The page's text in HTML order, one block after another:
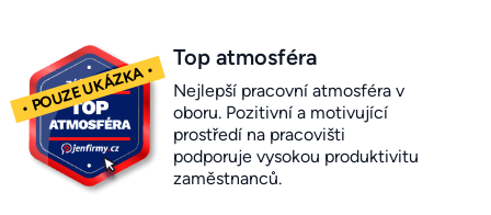
Top atmosféra
Nejlepší pracovní atmosféra v
oboru. Pozitivní a motivující
prostředí na pracovišti
podporuje vysokou produktivitu
zaměstnanců.